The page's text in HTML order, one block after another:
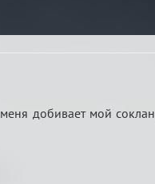
добивает мой соклан